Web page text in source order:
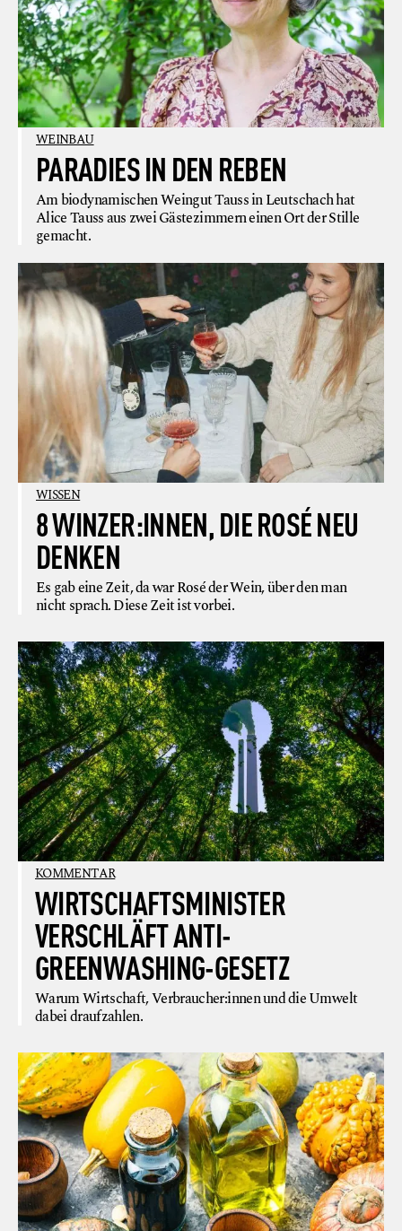
WEINBAU
PARADIES IN DEN REBEN
Am biodynamischen Weingut Tauss in Leutschach hat
Alice Tauss aus zwei Gästezimmern einen Ort der Stille
gemacht.
WISSEN
8 WINZER:INNEN, DIE ROSÉ NEU
DENKEN
Es gab eine Zeit, da war Rosé der Wein, über den man
nicht sprach. Diese Zeit ist vorbei.
KOMMENTAR
WIRTSCHAFTSMINISTER
VERSCHLÄFT ANTI-
GREENWASHING-GESETZ
Warum Wirtschaft, Verbraucher:innen und die Umwelt
dabei draufzahlen.